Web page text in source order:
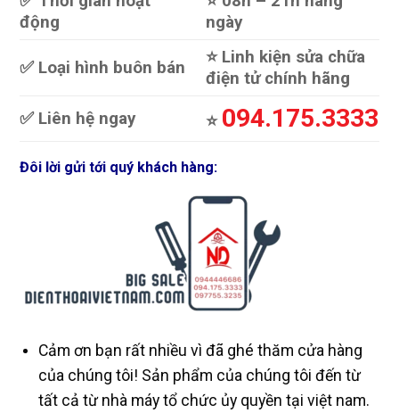
động
ngày
✅ Loại hình buôn bán
⭐️ Linh kiện sửa chữa
điện tử chính hãng
✅ Liên hệ ngay
⭐️ 094.175.3333
Đôi lời gửi tới quý khách hàng:
Cảm ơn bạn rất nhiều vì đã ghé thăm cửa hàng
của chúng tôi! Sản phẩm của chúng tôi đến từ
tất cả từ nhà máy tổ chức ủy quyền tại việt nam.